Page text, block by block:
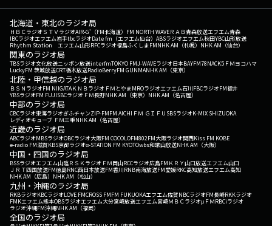
北海道・東北のラジオ局
ＨＢＣラジオＳＴＶラジオAIR-G'（FM北海道） FM NORTH WAVEＲＡＢ青森放送エフエム青森
IBCラジオエフエム岩手tbcラジオDate fm（エフエム仙台） ABSラジオエフエム秋田YBC山形放送
Rhythm Station エフエム山形RFCラジオ福島ふくしまFMNHK AM（札幌） NHK AM（仙台）
関東のラジオ局
TBSラジオ文化放送ニッポン放送interfmTOKYO FMJ-WAVEラジオ日本BAYFM78NACK5 ＦＭヨコハマ
LuckyFM 茨城放送CRT栃木放送RadioBerryFM GUNMANHK AM（東京）
北陸・甲信越のラジオ局
ＢＳＮラジオFM NIIGATAＫＮＢラジオ ＦＭとやまMROラジオエフエム石川FBCラジオFM福井
YBSラジオFM FUJISBCラジオ ＦＭ長野NHK AM（東京） NHK AM（名古屋）
中部のラジオ局
CBCラジオ東海ラジオぎふチャンZIP-FMFM AICHI ＦＭ ＧＩＦＵ SBSラジオK-MIX SHIZUOKA
レディオキューブ ＦＭ三重NHK AM（名古屋）
近畿のラジオ局
ABCラジオMBSラジオOBCラジオ大阪FM COCOLOFM802FM大阪ラジオ関西Kiss FM KOBE
e-radio FM滋賀KBS京都ラジオα-STATION FM KYOTOwbs和歌山放送NHK AM（大阪）
中国・四国のラジオ局
BSSラジオエフエム山陰ＲＳＫラジオ ＦＭ岡山RCCラジオ広島FM ＫＲＹ山口放送エフエム山口
ＪＲＴ四国放送FM徳島RNC西日本放送FM香川RNB南海放送FM愛媛RKC高知放送エフエム高知
NHK AM（広島） NHK AM（松山）
九州・沖縄のラジオ局
RKBラジオKBCラジオLOVE FMCROSS FMFM FUKUOKAエフエム佐賀NBCラジオFM長崎RKKラジオ
FMKエフエム熊本OBSラジオエフエム大分宮崎放送エフエム宮崎ＭＢＣラジオμＦＭRBCiラジオ
ラジオ沖縄FM沖縄NHK AM（福岡）
全国のラジオ局